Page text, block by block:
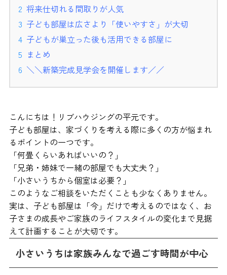
将来仕切れる間取りが人気
子ども部屋は広さより「使いやすさ」が大切
子どもが巣立った後も活用できる部屋に
まとめ
＼＼新築完成見学会を開催します／／
こんにちは！リブハウジングの平元です。
子ども部屋は、家づくりを考える際に多くの方が悩まれ
るポイントの一つです。
「何畳くらいあればいいの？」
「兄弟・姉妹で一緒の部屋でも大丈夫？」
「小さいうちから個室は必要？」
このようなご相談をいただくことも少なくありません。
実は、子ども部屋は「今」だけで考えるのではなく、お
子さまの成長やご家族のライフスタイルの変化まで見据
えて計画することが大切です。
小さいうちは家族みんなで過ごす時間が中心